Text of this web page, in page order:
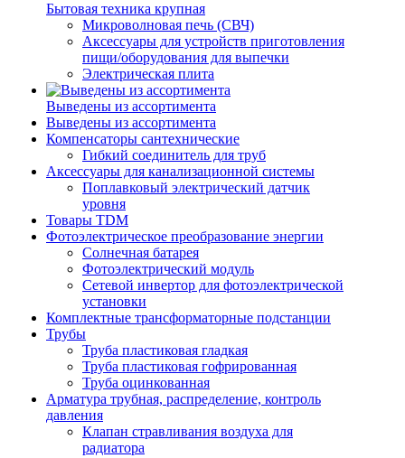
Бытовая техника крупная
Микроволновая печь (СВЧ)
Аксессуары для устройств приготовления
пищи/оборудования для выпечки
Электрическая плита
Выведены из ассортимента
Выведены из ассортимента
Компенсаторы сантехнические
Гибкий соединитель для труб
Аксессуары для канализационной системы
Поплавковый электрический датчик
уровня
Товары TDM
Фотоэлектрическое преобразование энергии
Солнечная батарея
Фотоэлектрический модуль
Сетевой инвертор для фотоэлектрической
установки
Комплектные трансформаторные подстанции
Трубы
Труба пластиковая гладкая
Труба пластиковая гофрированная
Труба оцинкованная
Арматура трубная, распределение, контроль
давления
Клапан стравливания воздуха для
радиатора